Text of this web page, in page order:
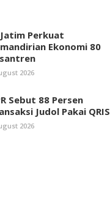
Perkuat
Ekonomi 80
2026
Sebut 88 Persen
Judol Pakai QRIS
2026